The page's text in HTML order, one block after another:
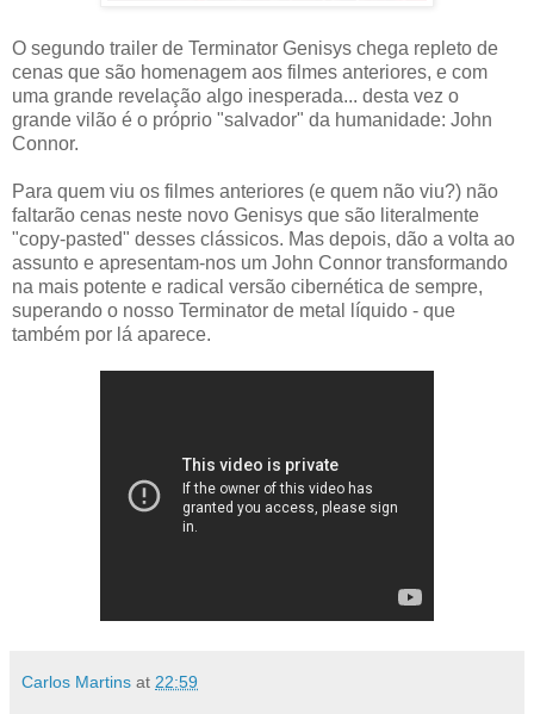
O segundo trailer de Terminator Genisys chega repleto de
cenas que são homenagem aos filmes anteriores, e com
uma grande revelação algo inesperada... desta vez o
grande vilão é o próprio "salvador" da humanidade: John
Connor.
Para quem viu os filmes anteriores (e quem não viu?) não
faltarão cenas neste novo Genisys que são literalmente
"copy-pasted" desses clássicos. Mas depois, dão a volta ao
assunto e apresentam-nos um John Connor transformando
na mais potente e radical versão cibernética de sempre,
superando o nosso Terminator de metal líquido - que
também por lá aparece.
Carlos Martins at 22:59